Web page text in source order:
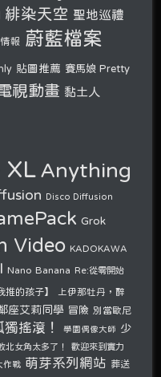
緋染天空 聖地巡禮
報 蔚藍檔案
貼圖推薦 賽馬娘 Pretty
視動畫 黏土人
Anything
Disco Diffusion
Grok
Video KADOKAWA
Nano Banana Re:從零開始
推的孩子】 上伊那牡丹，醉
座艾莉同學 冒險 別當歐尼
獨搖滾！ 學園偶像大師
少
北女角太多了！
歡迎來到實力
作戰 萌芽系列網站 葬送